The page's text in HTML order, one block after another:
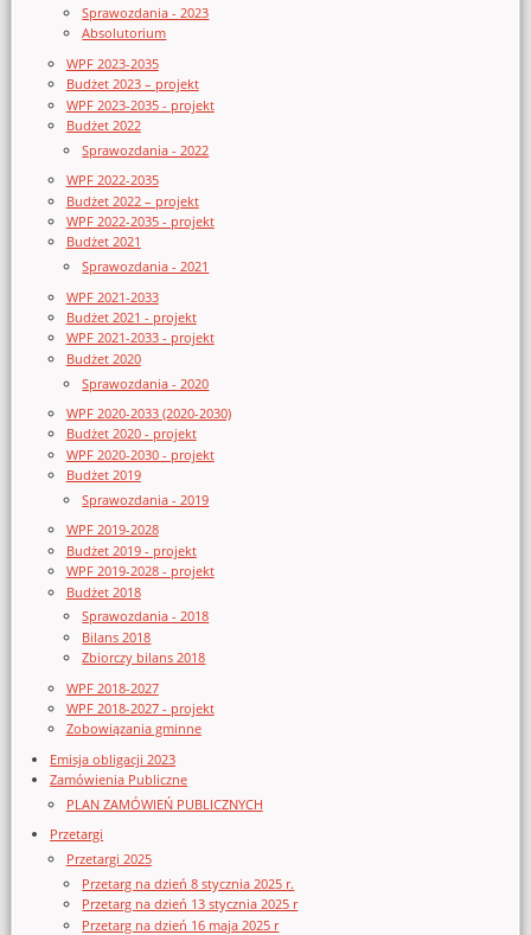
Sprawozdania - 2023
Absolutorium
WPF 2023-2035
Budżet 2023 – projekt
WPF 2023-2035 - projekt
Budżet 2022
Sprawozdania - 2022
WPF 2022-2035
Budżet 2022 – projekt
WPF 2022-2035 - projekt
Budżet 2021
Sprawozdania - 2021
WPF 2021-2033
Budżet 2021 - projekt
WPF 2021-2033 - projekt
Budżet 2020
Sprawozdania - 2020
WPF 2020-2033 (2020-2030)
Budżet 2020 - projekt
WPF 2020-2030 - projekt
Budżet 2019
Sprawozdania - 2019
WPF 2019-2028
Budżet 2019 - projekt
WPF 2019-2028 - projekt
Budżet 2018
Sprawozdania - 2018
Bilans 2018
Zbiorczy bilans 2018
WPF 2018-2027
WPF 2018-2027 - projekt
Zobowiązania gminne
Emisja obligacji 2023
Zamówienia Publiczne
PLAN ZAMÓWIEŃ PUBLICZNYCH
Przetargi
Przetargi 2025
Przetarg na dzień 8 stycznia 2025 r.
Przetarg na dzień 13 stycznia 2025 r
Przetarg na dzień 16 maja 2025 r